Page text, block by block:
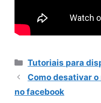
Categorias
Tutoriais para
Como desativar
no facebook